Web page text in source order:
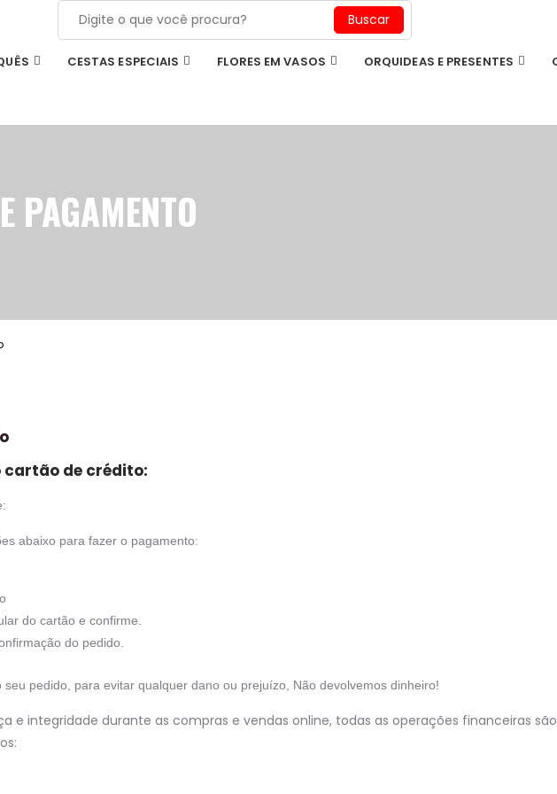
CESTAS ESPECIAIS FLORES EM VASOS ORQUIDEAS E PRESENTES
PAGAMENTO
cartão de crédito:
abaixo para fazer o pagamento:
do cartão e confirme.
do pedido.
seu pedido, para evitar qualquer dano ou prejuízo, Não devolvemos dinheiro!
e integridade durante as compras e vendas online, todas as operações financeiras